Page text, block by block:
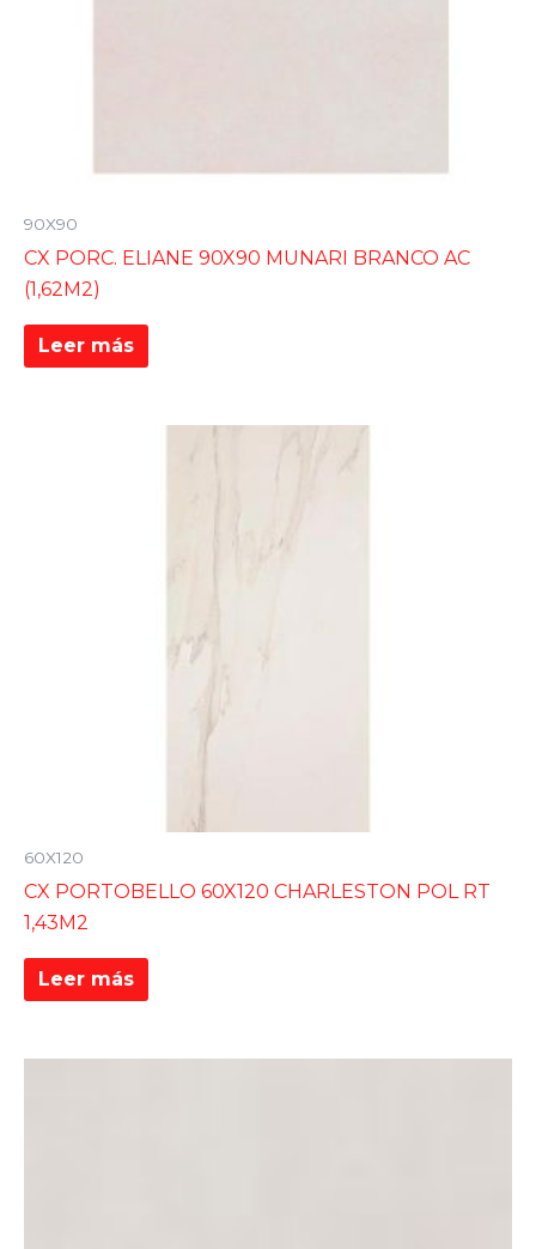
90X90
CX PORC. ELIANE 90X90 MUNARI BRANCO AC
(1,62M2)
Leer más
60X120
CX PORTOBELLO 60X120 CHARLESTON POL RT
1,43M2
Leer más